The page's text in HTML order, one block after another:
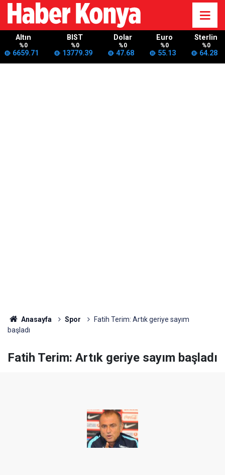
Altın
%0
6659.71
BIST
%0
13779.39
Dolar
%0
47.68
Euro
%0
55.13
Sterlin
%0
64.28
Anasayfa Spor
Fatih Terim: Artık geriye sayım
başladı
Fatih Terim: Artık geriye sayım başladı